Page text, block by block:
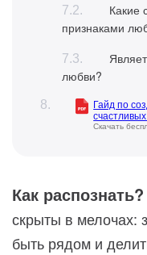
Какие
признаками
любви?
Гайд по
Скачать
Как распознать?
скрыты в мелочах:
быть рядом и